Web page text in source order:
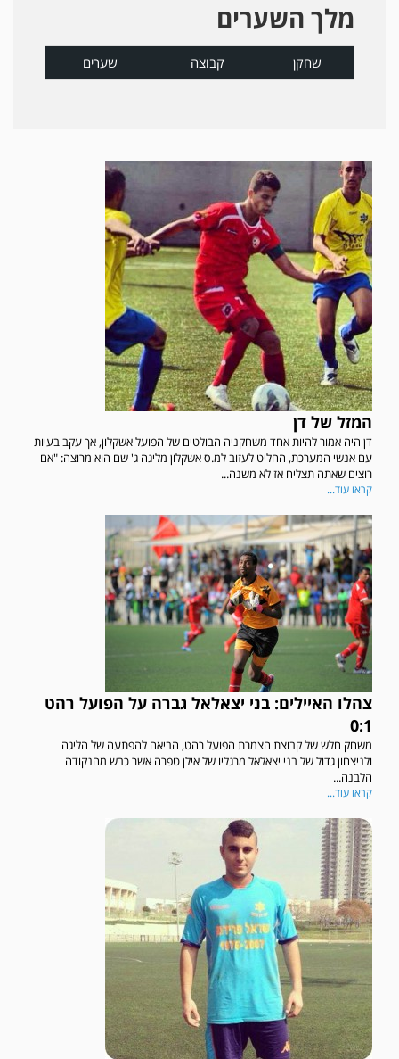
מלך השערים
שחקן קבוצה שערים
המזל של דן
דן היה אמור להיות אחד משחקניה הבולטים של הפועל אשקלון, אך עקב בעיות
עם אנשי המערכת, החליט לעזוב למ.ס אשקלון מליגה ג' שם הוא מרוצה: "אם
רוצים שאתה תצליח אז לא משנה...
קראו עוד...
צהלו האיילים: בני יצאלאל גברה על הפועל רהט
0:1
משחק חלש של קבוצת הצמרת הפועל רהט, הביאה להפתעה של הליגה
ולניצחון גדול של בני יצאלאל מרגליו של אילן טפרה אשר כבש מהנקודה
הלבנה...
קראו עוד...